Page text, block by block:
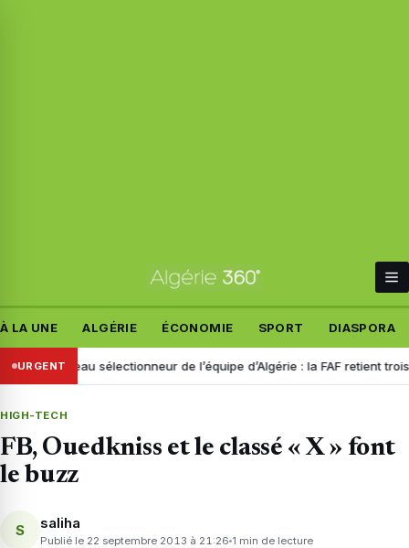
À LA UNE ALGÉRIE ÉCONOMIE SPORT DIASPORA
URGENT
Nouveau sélectionneur de l’équipe d’Algérie : la FAF retient trois
HIGH-TECH
FB, Ouedkniss et le classé « X » font
le buzz
S saliha
Publié le 22 septembre 2013 à 21:26 1 min de lecture